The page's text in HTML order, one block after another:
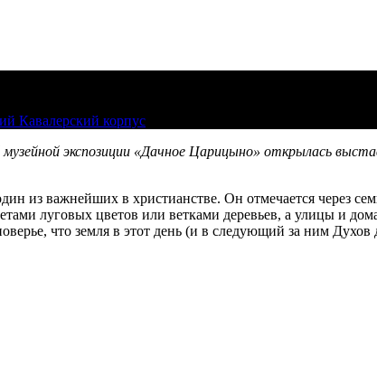
Кавалерский корпус
экспозиции «Дачное Царицыно» открылась
из важнейших в христианстве. Он отмечается через
луговых цветов или ветками деревьев, а улицы и
что земля в этот день (и в следующий за ним